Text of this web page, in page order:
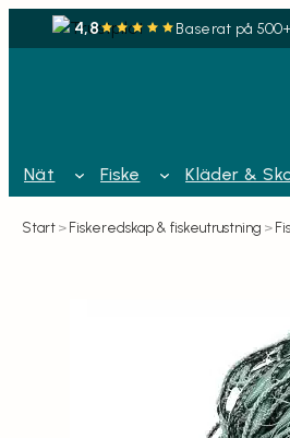
4,8 Baserat på
Nät Fiske Kläder &
Start > Fiskeredskap & fiskeutrustning >